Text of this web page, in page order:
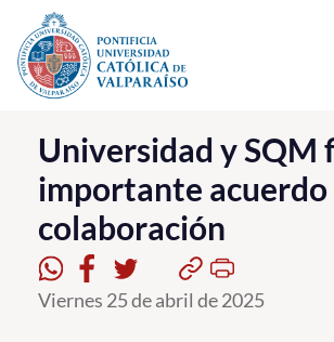
Click acá para ir directamente al contenido
La Universidad
Investigación, Creación e Innovación
PUCV Internacional
Vinculación con el Medio
Universidad y SQM
importante acuerdo
colaboración
Viernes 25 de abril de 2025